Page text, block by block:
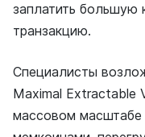
заплатить большую
транзакцию.
Специалисты
Maximal Extractable
массовом масштабе